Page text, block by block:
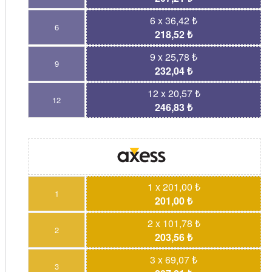
6
6 x 36,42 ₺
218,52 ₺
9
9 x 25,78 ₺
232,04 ₺
12
12 x 20,57 ₺
246,83 ₺
1
1 x 201,00 ₺
201,00 ₺
2
2 x 101,78 ₺
203,56 ₺
3
3 x 69,07 ₺